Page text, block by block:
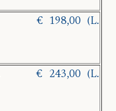
€ 198,00
(L.
€ 243,00
(L.